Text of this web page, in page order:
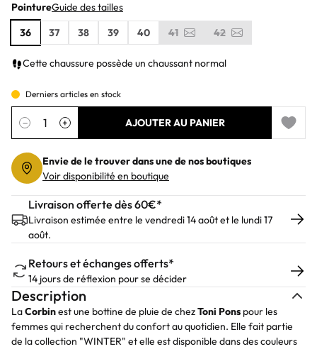
PointureGuide des tailles
36
37 38 39 40 41 42
Cette chaussure possède un chaussant normal
Derniers articles en stock
Quantité
− + AJOUTER AU PANIER
Add to
Envie de le trouver dans une de nos boutiques
Voir disponibilité en boutique
Livraison offerte dès 60€*
Livraison estimée entre le vendredi 14 août et le lundi 17
août.
Retours et échanges offerts*
14 jours de réflexion pour se décider
Description
LaCorbinest une bottine de pluie de chezToni Pons pour les
femmes qui recherchent du confort au quotidien. Elle fait partie
de la collection "WINTER" et elle est disponible dans des couleurs